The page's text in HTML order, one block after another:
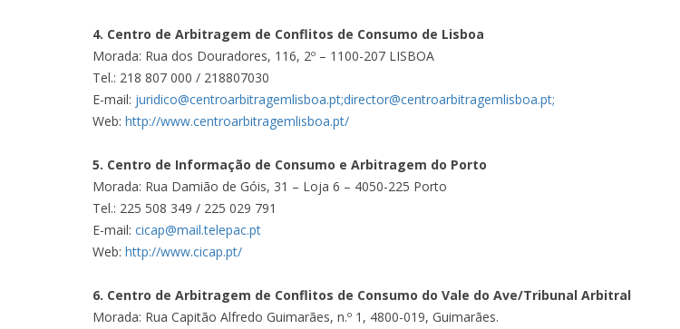
4. Centro de Arbitragem de Conflitos de Consumo de Lisboa
Morada: Rua dos Douradores, 116, 2º – 1100-207 LISBOA
Tel.: 218 807 000 / 218807030
E-mail: juridico@centroarbitragemlisboa.pt;director@centroarbitragemlisboa.pt;
Web: http://www.centroarbitragemlisboa.pt/
5. Centro de Informação de Consumo e Arbitragem do Porto
Morada: Rua Damião de Góis, 31 – Loja 6 – 4050-225 Porto
Tel.: 225 508 349 / 225 029 791
E-mail: cicap@mail.telepac.pt
Web: http://www.cicap.pt/
6. Centro de Arbitragem de Conflitos de Consumo do Vale do Ave/Tribunal Arbitral
Morada: Rua Capitão Alfredo Guimarães, n.º 1, 4800-019, Guimarães.